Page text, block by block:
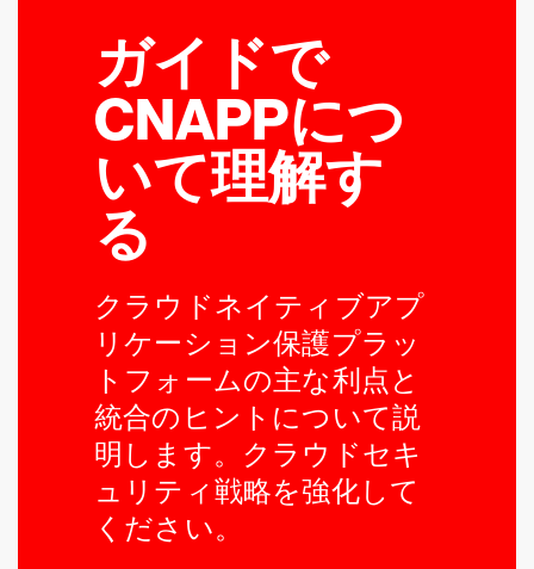
ガイドで
CNAPPにつ
いて理解す
る
クラウドネイティブアプ
リケーション保護プラッ
トフォームの主な利点と
統合のヒントについて説
明します。クラウドセキ
ュリティ戦略を強化して
ください。